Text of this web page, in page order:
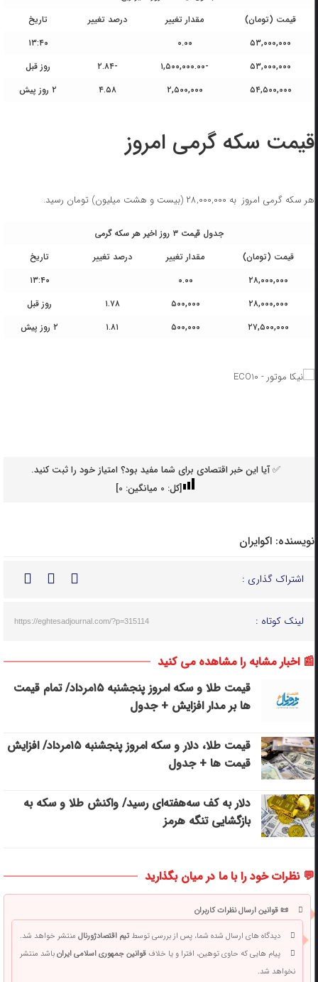
قیمت (تومان)
مقدار تغییر درصد تغییر
تاریخ
۵۳,۰۰۰,۰۰۰
۰.۰۰
۱۳:۴۰
۵۳,۰۰۰,۰۰۰
روز قبل
۵۴,۵۰۰,۰۰۰
۲,۵۰۰,۰۰۰ ۴.۵۸ ۲ روز پیش
قیمت سکه گرمی امروز
هر سکه گرمی امروز به ۲۸,۰۰۰,۰۰۰ (بیست و هشت میلیون) تومان رسید.
جدول قیمت ۳ روز اخیر هر سکه گرمی
قیمت (تومان)
مقدار تغییر درصد تغییر
تاریخ
۲۸,۰۰۰,۰۰۰
۰.۰۰
۱۳:۴۰
۲۸,۰۰۰,۰۰۰
۵۰۰,۰۰۰ ۱.۷۸
روز قبل
۲۷,۵۰۰,۰۰۰
۵۰۰,۰۰۰ ۱.۸۱ ۲ روز پیش
✅ آیا این خبر اقتصادی برای شما مفید بود؟ امتیاز خود را ثبت کنید.
[کل: 0میانگین: 0
]
نویسنده: اکوایران
اشتراک گذاری :
لینک کوتاه : https://eghtesadjournal.com/?p=315114
📰 اخبار مشابه را مشاهده می کنید
قیمت طلا و سکه امروز پنجشنبه ۱۵مرداد/ تمام قیمت
ها بر مدار افزایش + جدول
قیمت طلا، دلار و سکه امروز پنجشنبه ۱۵مرداد/ افزایش
قیمت ها + جدول
دلار به کف سه‌هفته‌ای رسید/ واکنش طلا و سکه به
بازگشایی تنگه هرمز
💬 نظرات خود را با ما در میان بگذارید
📜 قوانین ارسال نظرات کاربران
دیدگاه های ارسال شده شما، پس از بررسی توسطتیم اقتصادژورنالمنتشر خواهد شد.
پیام هایی که حاوی توهین، افترا و یا خلافقوانین جمهوری اسلامی ایرانباشد منتشر
نخواهد شد.